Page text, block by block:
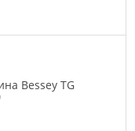
Bessey TG